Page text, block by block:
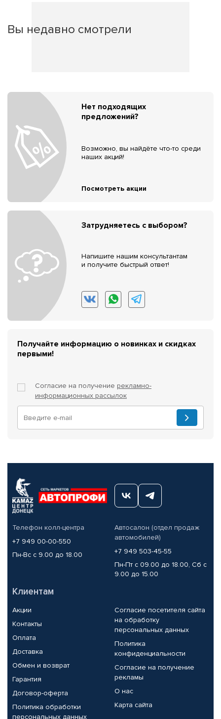
Вы недавно смотрели
Нет подходящих
предложений?
Возможно, вы найдёте что-то среди
наших акций!
Посмотреть акции
Затрудняетесь с выбором?
Напишите нашим консультантам
и получите быстрый ответ!
Получайте информацию о новинках и скидках
первыми!
Согласие на получение рекламно-
информационных рассылок
Телефон колл-центра
+7 949 00-00-550
Пн-Вс с 9.00 до 18.00
Автосалон (отдел продаж
автомобилей)
+7 949 503-45-55
Пн-Пт с 09.00 до 18.00, Сб с
9.00 до 15.00
Клиентам
Акции
Контакты
Оплата
Доставка
Обмен и возврат
Гарантия
Договор-оферта
Политика обработки
персональных данных
Согласие посетителя сайта
на обработку
персональных данных
Политика
конфиденциальности
Согласие на получение
рекламы
О нас
Карта сайта